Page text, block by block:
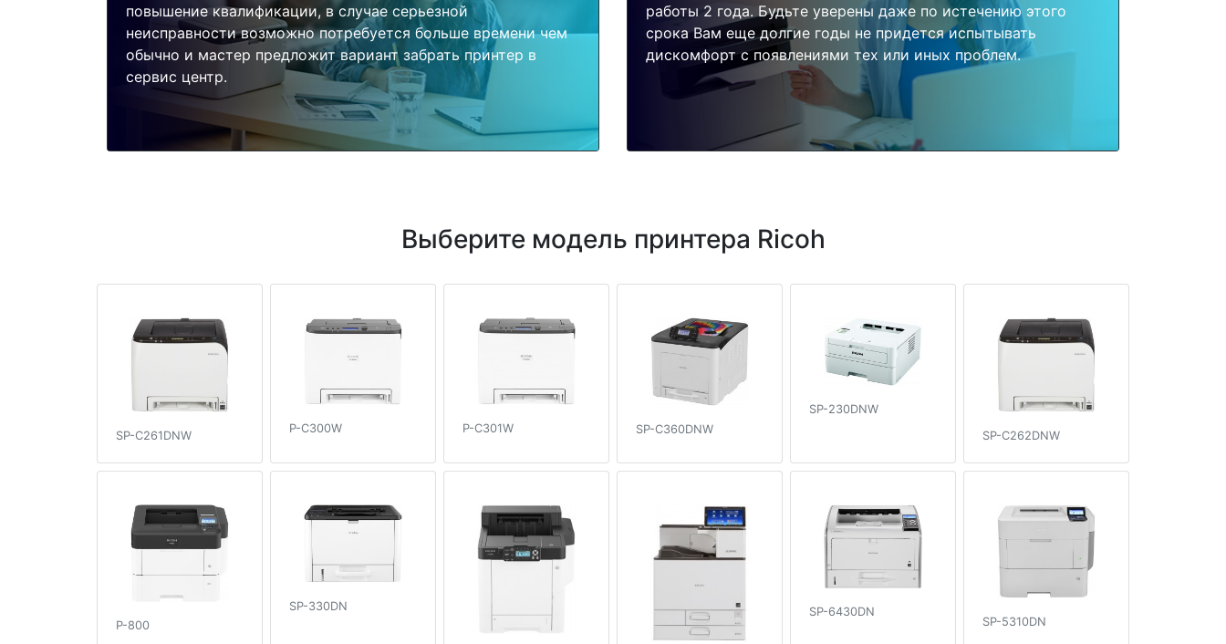
повышение квалификации, в случае серьезной
неисправности возможно потребуется больше времени чем
обычно и мастер предложит вариант забрать принтер в
сервис центр.
работы 2 года. Будьте уверены даже по истечению этого
срока Вам еще долгие годы не придется испытывать
дискомфорт с появлениями тех или иных проблем.
Выберите модель принтера Ricoh
SP-C261DNW
P-C300W P-C301W SP-C360DNW
SP-230DNW
SP-C262DNW
P-800
SP-330DN SP-6430DN
SP-5310DN